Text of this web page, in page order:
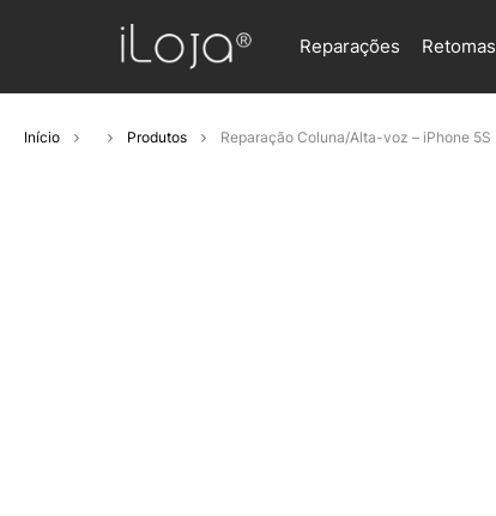
Reparações Retomas
Início Produtos Reparação Coluna/Alta-voz – iPhone 5S